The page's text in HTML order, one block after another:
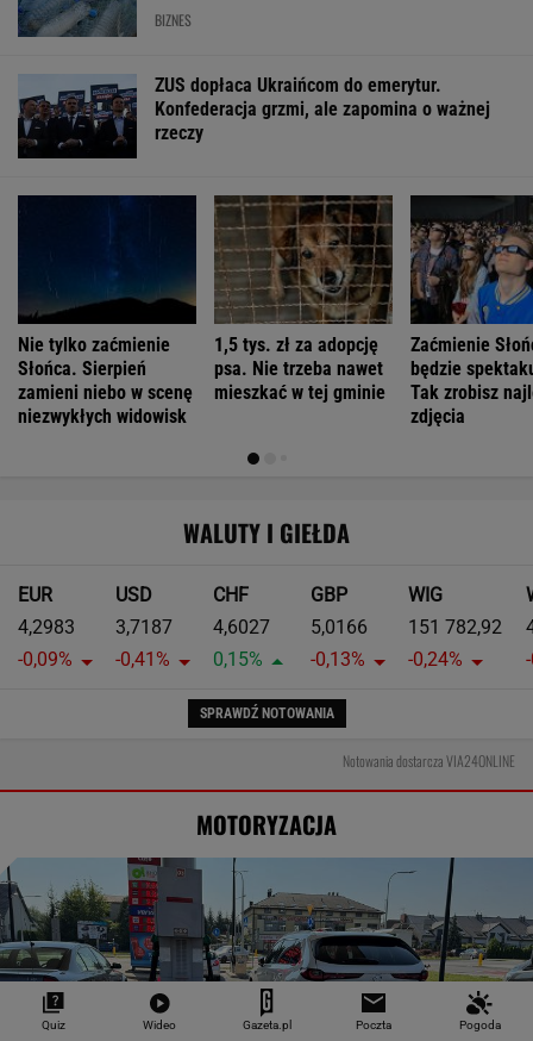
BIZNES
ZUS dopłaca Ukraińcom do emerytur.
Konfederacja grzmi, ale zapomina o ważnej
rzeczy
Nie tylko zaćmienie
Słońca. Sierpień
zamieni niebo w scenę
niezwykłych widowisk
1,5 tys. zł za adopcję
psa. Nie trzeba nawet
mieszkać w tej gminie
Zaćmienie
będzie
Tak zrobisz
zdjęcia
WALUTY I GIEŁDA
EUR
4,2983
-0,09%
USD
3,7187
-0,41%
CHF
4,6027
0,15%
GBP
5,0166
-0,13%
WIG
151 782,92
-0,24%
SPRAWDŹ NOTOWANIA
Notowania dostarcza VIA24ONLINE
MOTORYZACJA
Quiz Wideo Gazeta.pl Poczta Pogoda